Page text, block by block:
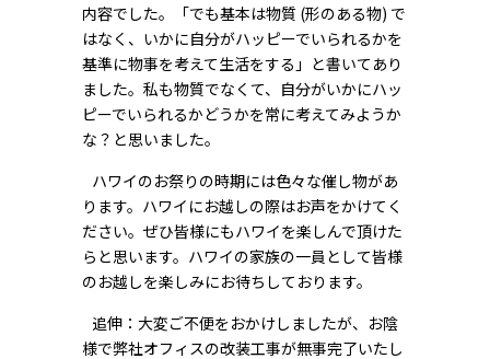
内容でした。「でも基本は物質 (形のある物) で
はなく、いかに自分がハッピーでいられるかを
基準に物事を考えて生活をする」と書いてあり
ました。私も物質でなくて、自分がいかにハッ
ピーでいられるかどうかを常に考えてみようか
な？と思いました。
ハワイのお祭りの時期には色々な催し物があ
ります。ハワイにお越しの際はお声をかけてく
ださい。ぜひ皆様にもハワイを楽しんで頂けた
らと思います。ハワイの家族の一員として皆様
のお越しを楽しみにお待ちしております。
追伸：大変ご不便をおかけしましたが、お陰
様で弊社オフィスの改装工事が無事完了いたし